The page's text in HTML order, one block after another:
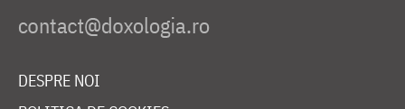
DESPRE NOI